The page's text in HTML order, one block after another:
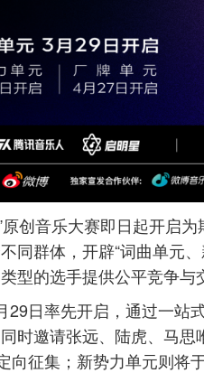
创音乐大赛即日起开启
同群体，开辟“词曲单元
型的选手提供公平竞争与
29日率先开启，通过一站
时邀请张远、陆虎、马
向征集；新势力单元则